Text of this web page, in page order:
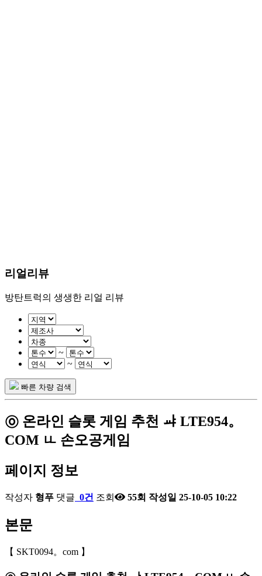
리얼리뷰
방탄트럭의 생생한 리얼 리뷰
~
~
빠른 차량 검색
㉧ 온라인 슬롯 게임 추천 ㆇ LTE954。
COM ㅥ 손오공게임
페이지 정보
작성자 형푸 댓글 0건 조회 55회 작성일 25-10-05 10:22
본문
【 SKT0094。com 】